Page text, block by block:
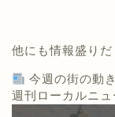
他にも情報盛りだ
今週の街の動
週刊ローカルニ